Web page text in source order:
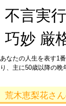
不言実
巧妙 厳
あなたの人生を表す1
り、主に50歳以降の晩
荒木恵梨花さ